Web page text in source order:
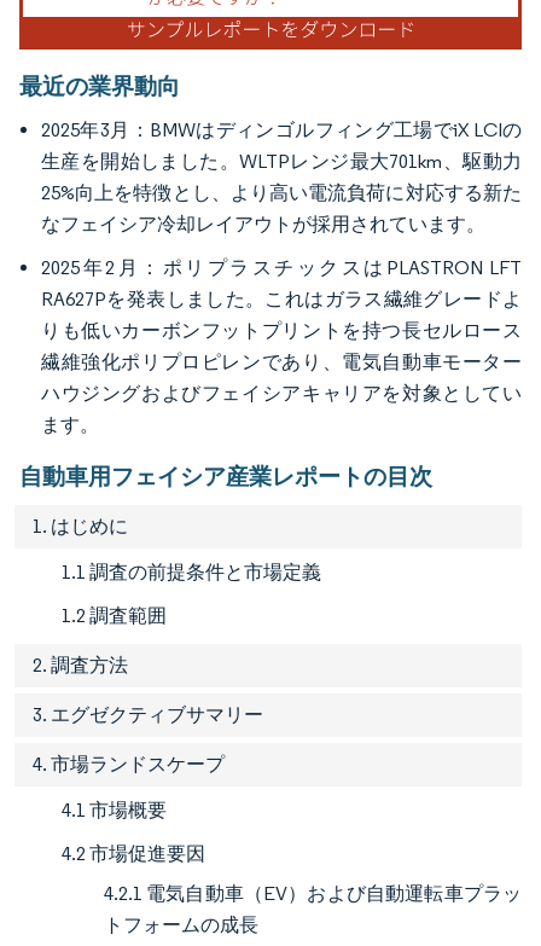
最近の業界動向
2025年3月：BMWはディンゴルフィング工場でiX LCIの
生産を開始しました。WLTPレンジ最大701km、駆動力
25%向上を特徴とし、より高い電流負荷に対応する新た
なフェイシア冷却レイアウトが採用されています。
2025年2月：ポリプラスチックスはPLASTRON LFT
RA627Pを発表しました。これはガラス繊維グレードよ
りも低いカーボンフットプリントを持つ長セルロース
繊維強化ポリプロピレンであり、電気自動車モーター
ハウジングおよびフェイシアキャリアを対象としてい
ます。
自動車用フェイシア産業レポートの目次
1. はじめに
1.1 調査の前提条件と市場定義
1.2 調査範囲
2. 調査方法
3. エグゼクティブサマリー
4. 市場ランドスケープ
4.1 市場概要
4.2 市場促進要因
4.2.1 電気自動車（EV）および自動運転車プラッ
トフォームの成長